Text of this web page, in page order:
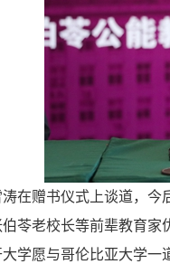
赠书仪式上谈道，今后
苓老校长等前辈教育家
学愿与哥伦比亚大学一